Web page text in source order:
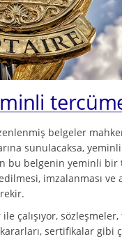
belgeler
sunulacaksa,
bu belgenin yeminli bir
imzalanması ve
çalışıyor,
sertifikalar gibi